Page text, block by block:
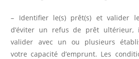
– Identifier le(s) prêt(s) et valider
d’éviter un refus de prêt ultérieur,
valider avec un ou plusieurs
votre capacité d’emprunt. Les